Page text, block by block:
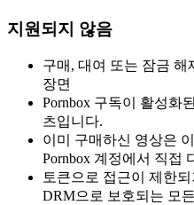
지원되지 않음
구매, 대여 또는 잠금 해
장면
Pornbox 구독이 활성화
츠입니다.
이미 구매하신 영상은
Pornbox 계정에서 직접
토큰으로 접근이 제한
DRM으로 보호되는 모